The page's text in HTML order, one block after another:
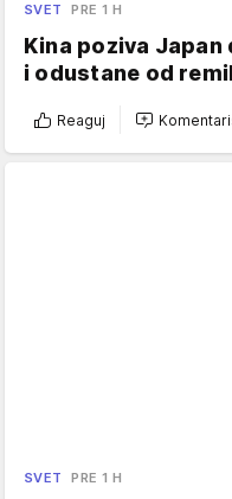
SVET PRE 1 H
Kina poziva
i odustane od
Reaguj
SVET PRE 1 H